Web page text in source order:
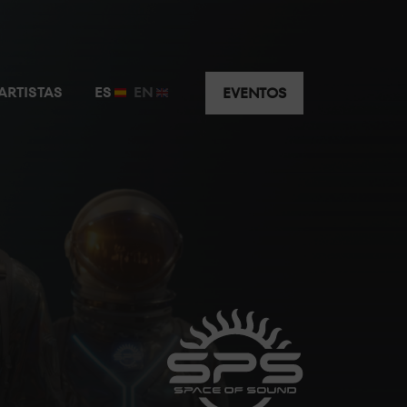
ES EN EVENTOS
y privado a escasos metros de la cabina.
disfruta del mejor sonido y la mejor atención.